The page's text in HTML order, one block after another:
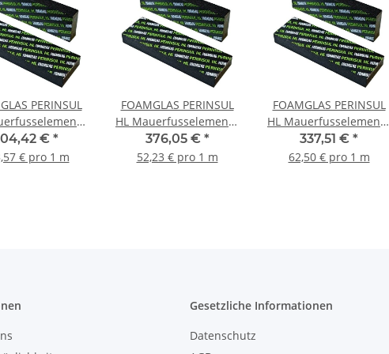
PERINSUL
x 30 cm x 45
4 Stück
€ *
€ pro 1 m
FOAMGLAS PERINSUL
HL Mauerfusselemente
5 cm x 17,5 cm x 45 cm,
16 Stück
376,05 € *
52,23 € pro 1 m
FOAMGLAS PERINSUL
HL Mauerfusselemente
5 cm x 24 cm x 45 cm,
12 Stück
337,51 € *
62,50 € pro 1 m
Gesetzliche Informationen
Datenschutz